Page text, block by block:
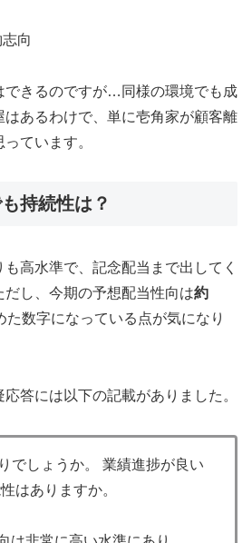
向
できるのですが…同様の環境でも成
あるわけで、単に壱角家が顧客離
ています。
持続性は？
高水準で、記念配当まで出してく
だし、今期の予想配当性向は約
た数字になっている点が気になり
答には以下の記載がありました。
でしょうか。 業績進捗が良い
はありますか。